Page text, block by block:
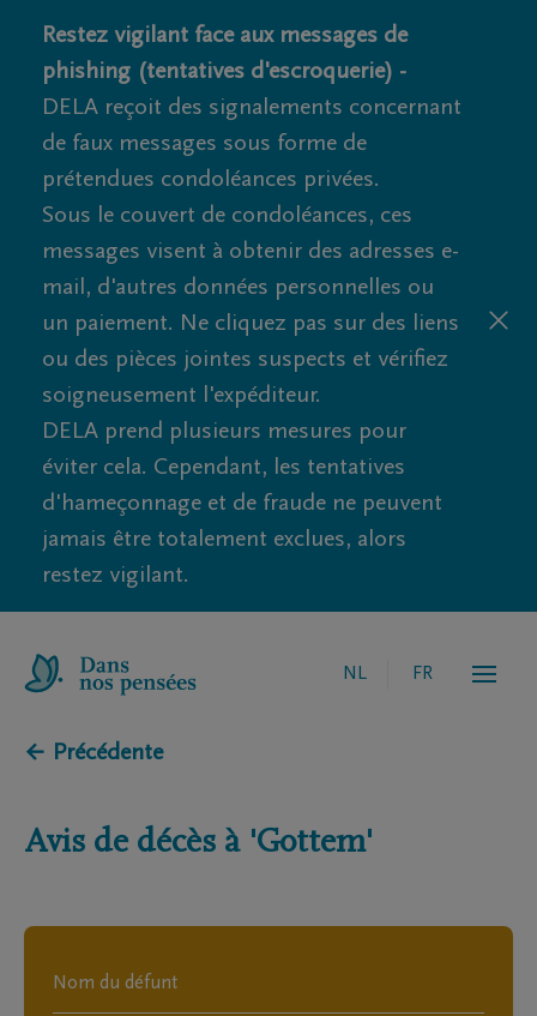
Restez vigilant face aux messages de
phishing (tentatives d'escroquerie) -
DELA reçoit des signalements concernant
de faux messages sous forme de
prétendues condoléances privées.
Sous le couvert de condoléances, ces
messages visent à obtenir des adresses e-
mail, d'autres données personnelles ou
un paiement. Ne cliquez pas sur des liens
ou des pièces jointes suspects et vérifiez
soigneusement l'expéditeur.
DELA prend plusieurs mesures pour
éviter cela. Cependant, les tentatives
d'hameçonnage et de fraude ne peuvent
jamais être totalement exclues, alors
restez vigilant.
NL FR
← Précédente
Avis de décès à 'Gottem'